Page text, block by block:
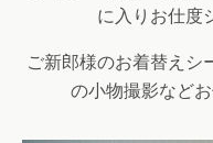
に入りお仕度
ご新郎様のお着替えシ
の小物撮影など